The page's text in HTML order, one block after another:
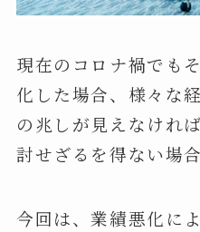
現在のコロナ禍でも
化した場合、様々な
の兆しが見えなけれ
討せざるを得ない場
今回は、業績悪化に